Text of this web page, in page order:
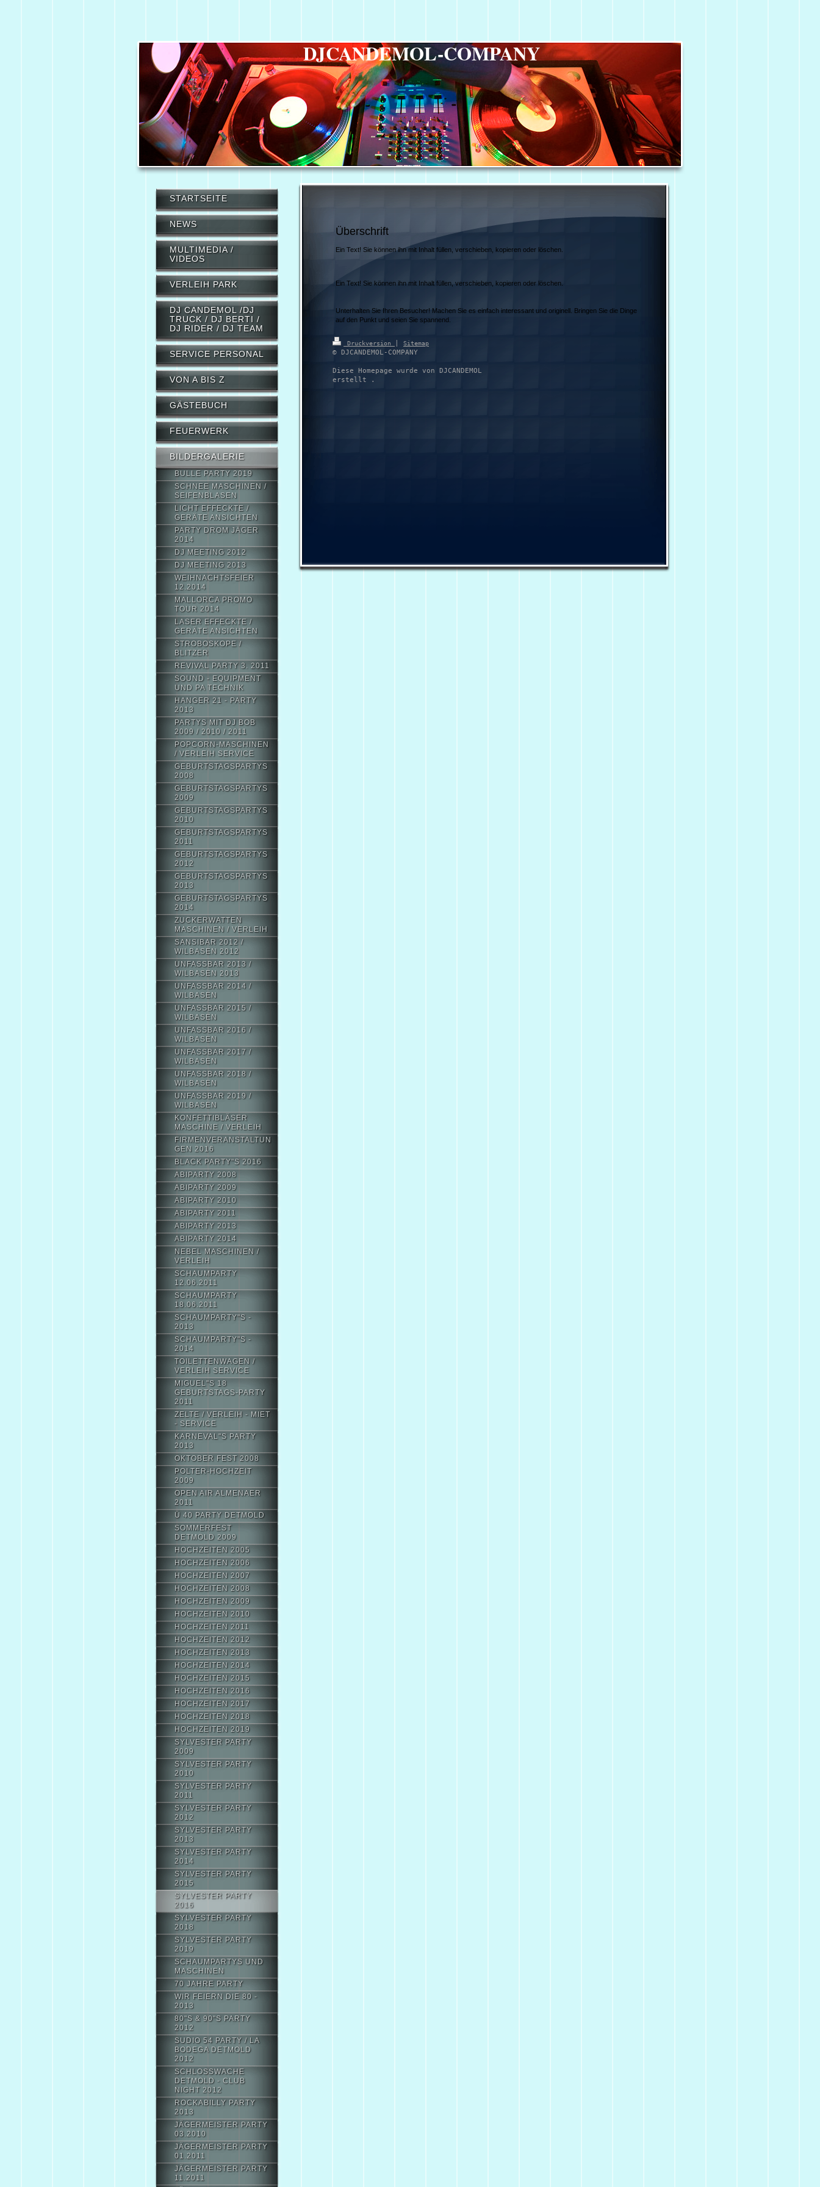
DJCANDEMOL-COMPANY
Überschrift
Ein Text! Sie können ihn mit Inhalt füllen, verschieben, kopieren oder löschen.
Ein Text! Sie können ihn mit Inhalt füllen, verschieben, kopieren oder löschen.
Unterhalten Sie Ihren Besucher! Machen Sie es einfach interessant und originell. Bringen Sie die Dinge
auf den Punkt und seien Sie spannend.
Druckversion Sitemap
© DJCANDEMOL-COMPANY
Diese Homepage wurde von DJCANDEMOL
erstellt .
STARTSEITE
NEWS
MULTIMEDIA /
VIDEOS
VERLEIH PARK
DJ CANDEMOL /DJ
TRUCK / DJ BERTI /
DJ RIDER / DJ TEAM
SERVICE PERSONAL
VON A BIS Z
GÄSTEBUCH
FEUERWERK
BILDERGALERIE
BULLE PARTY 2019
SCHNEE MASCHINEN /
SEIFENBLASEN
LICHT EFFECKTE /
GERÄTE ANSICHTEN
PARTY DROM JÄGER
2014
DJ MEETING 2012
DJ MEETING 2013
WEIHNACHTSFEIER
12.2014
MALLORCA PROMO
TOUR 2014
LASER EFFECKTE /
GERÄTE ANSICHTEN
STROBOSKOPE /
BLITZER
REVIVAL PARTY 3. 2011
SOUND - EQUIPMENT
UND PA TECHNIK
HANGER 21 - PARTY
2013
PARTYS MIT DJ BOB
2009 / 2010 / 2011
POPCORN-MASCHINEN
/ VERLEIH SERVICE
GEBURTSTAGSPARTYS
2008
GEBURTSTAGSPARTYS
2009
GEBURTSTAGSPARTYS
2010
GEBURTSTAGSPARTYS
2011
GEBURTSTAGSPARTYS
2012
GEBURTSTAGSPARTYS
2013
GEBURTSTAGSPARTYS
2014
ZUCKERWATTEN
MASCHINEN / VERLEIH
SANSIBAR 2012 /
WILBASEN 2012
UNFASSBAR 2013 /
WILBASEN 2013
UNFASSBAR 2014 /
WILBASEN
UNFASSBAR 2015 /
WILBASEN
UNFASSBAR 2016 /
WILBASEN
UNFASSBAR 2017 /
WILBASEN
UNFASSBAR 2018 /
WILBASEN
UNFASSBAR 2019 /
WILBASEN
KONFETTIBLÄSER
MASCHINE / VERLEIH
FIRMENVERANSTALTUN
GEN 2016
BLACK PARTY"S 2016
ABIPARTY 2008
ABIPARTY 2009
ABIPARTY 2010
ABIPARTY 2011
ABIPARTY 2013
ABIPARTY 2014
NEBEL MASCHINEN /
VERLEIH
SCHAUMPARTY
12.06.2011
SCHAUMPARTY
18.06.2011
SCHAUMPARTY"S -
2013
SCHAUMPARTY"S -
2014
TOILETTENWAGEN /
VERLEIH SERVICE
MIGUEL"S 18
GEBURTSTAGS-PARTY
2011
ZELTE / VERLEIH - MIET
- SERVICE
KARNEVAL"S PARTY
2013
OKTOBER FEST 2008
POLTER-HOCHZEIT
2009
OPEN AIR ALMENAER
2011
Ü 40 PARTY DETMOLD
SOMMERFEST
DETMOLD 2009
HOCHZEITEN 2005
HOCHZEITEN 2006
HOCHZEITEN 2007
HOCHZEITEN 2008
HOCHZEITEN 2009
HOCHZEITEN 2010
HOCHZEITEN 2011
HOCHZEITEN 2012
HOCHZEITEN 2013
HOCHZEITEN 2014
HOCHZEITEN 2015
HOCHZEITEN 2016
HOCHZEITEN 2017
HOCHZEITEN 2018
HOCHZEITEN 2019
SYLVESTER PARTY
2009
SYLVESTER PARTY
2010
SYLVESTER PARTY
2011
SYLVESTER PARTY
2012
SYLVESTER PARTY
2013
SYLVESTER PARTY
2014
SYLVESTER PARTY
2015
SYLVESTER PARTY
2016
SYLVESTER PARTY
2018
SYLVESTER PARTY
2019
SCHAUMPARTYS UND
MASCHINEN
70 JAHRE PARTY
WIR FEIERN DIE 80 -
2013
80"S & 90"S PARTY
2012
SUDIO 54 PARTY / LA
BODEGA DETMOLD
2012
SCHLOSSWACHE
DETMOLD - CLUB
NIGHT 2012
ROCKABILLY PARTY
2013
JÄGERMEISTER PARTY
03.2010
JÄGERMEISTER PARTY
01.2011
JÄGERMEISTER PARTY
11.2011